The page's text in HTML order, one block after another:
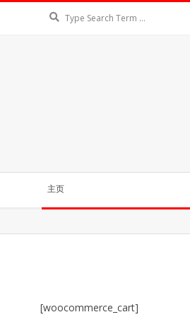
Search
Navigation
Menu
主页
[woocommerce_cart]